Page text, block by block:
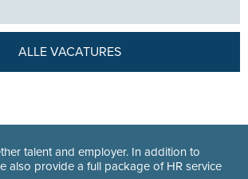
ALLE VACATURES
talent and employer. In addition to
also provide a full package of HR service